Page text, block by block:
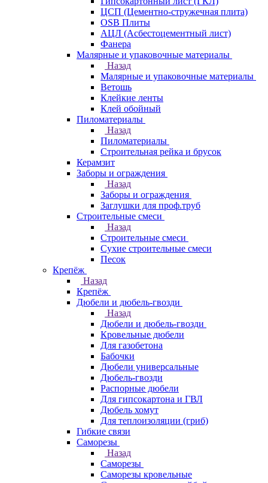
ЦСП (Цементно-стружечная плита)
OSB Плиты
АЦЛ (Асбестоцементный лист)
Фанера
Малярные и упаковочные материалы
Назад
Малярные и упаковочные материалы
Ветошь
Клейкие ленты
Клей обойный
Пиломатериалы
Назад
Пиломатериалы
Строительная рейка и брусок
Керамзит
Заборы и ограждения
Назад
Заборы и ограждения
Заглушки для проф.труб
Строительные смеси
Назад
Строительные смеси
Сухие строительные смеси
Песок
Крепёж
Назад
Крепёж
Дюбели и дюбель-гвозди
Назад
Дюбели и дюбель-гвозди
Кровельные дюбели
Для газобетона
Бабочки
Дюбели универсальные
Дюбель-гвозди
Распорные дюбели
Для гипсокартона и ГВЛ
Дюбель хомут
Для теплоизоляции (гриб)
Гибкие связи
Саморезы
Назад
Саморезы
Саморезы кровельные